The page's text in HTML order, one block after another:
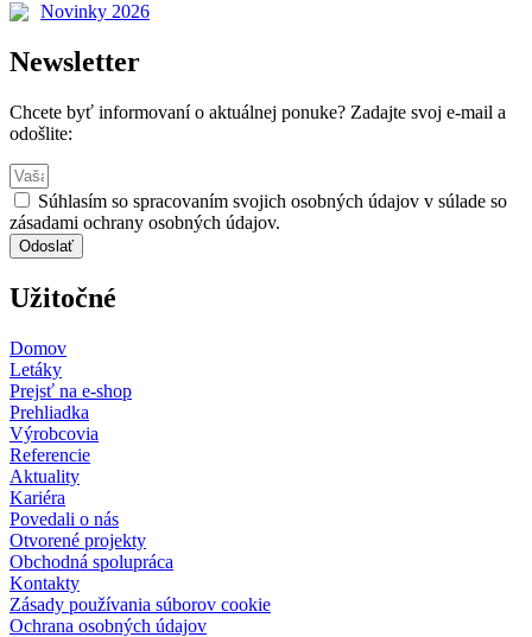
Novinky 2026
Newsletter
Chcete byť informovaní o aktuálnej ponuke? Zadajte svoj e-mail a
odošlite:
Súhlasím so spracovaním svojich osobných údajov v súlade so
zásadami ochrany osobných údajov.
Odoslať
Užitočné
Domov
Letáky
Prejsť na e-shop
Prehliadka
Výrobcovia
Referencie
Aktuality
Kariéra
Povedali o nás
Otvorené projekty
Obchodná spolupráca
Kontakty
Zásady používania súborov cookie
Ochrana osobných údajov